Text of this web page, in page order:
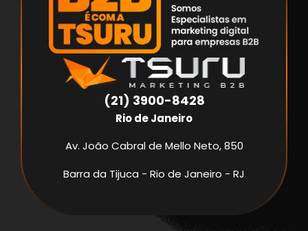
(21) 3900-8428
Rio de Janeiro
Av. João Cabral de Mello Neto, 850
Barra da Tijuca - Rio de Janeiro - RJ